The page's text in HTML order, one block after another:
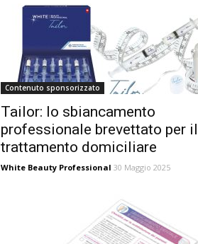
Contenuto sponsorizzato
Tailor: lo sbiancamento
professionale brevettato per il
trattamento domiciliare
White Beauty Professional 30 Maggio 2025